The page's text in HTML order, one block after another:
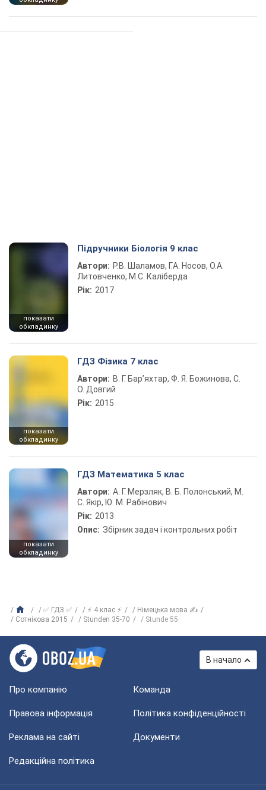
показати
обкладинку
Підручники Біологія 9 клас
Автори: Р.В. Шаламов, Г.А. Носов, О.А.
Литовченко, М.С. Каліберда
Рік: 2017
показати
обкладинку
ГДЗ Фізика 7 клас
Автори: В. Г. Бар’яхтар, Ф. Я. Божинова, С.
О. Довгий
Рік: 2015
показати
обкладинку
ГДЗ Математика 5 клас
Автори: А. Г. Мерзляк, В. Б. Полонський, М.
С. Якір, Ю. М. Рабінович
Рік: 2013
Опис: Збірник задач і контрольних робіт
✅ ГДЗ ✅ ⚡ 4 клас ⚡
Німецька мова ✍
Сотнікова 2015
Stunden 35-70 Stunde 55
В начало
Про компанію Команда
Правова інформація Політика конфіденційності
Реклама на сайті Документи
Редакційна політика